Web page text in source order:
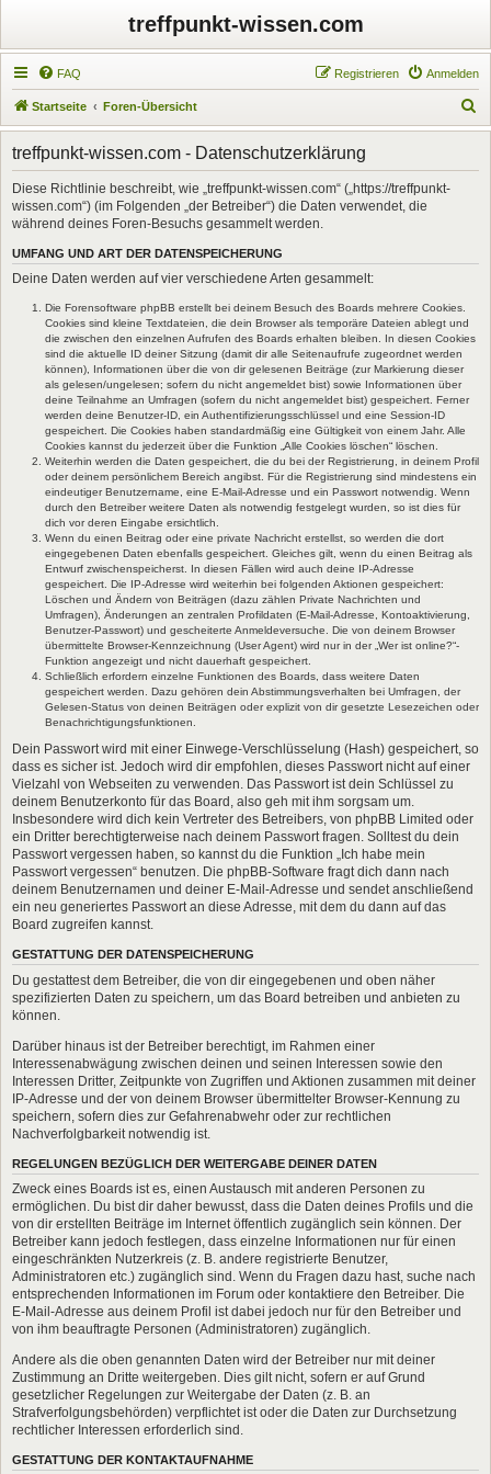
treffpunkt-wissen.com
FAQ Anmelden
Registrieren
Startseite Foren-Übersicht
u
treffpunkt-wissen.com - Datenschutzerklärung
Diese Richtlinie beschreibt, wie „treffpunkt-wissen.com“ („https://treffpunkt-
wissen.com“) (im Folgenden „der Betreiber“) die Daten verwendet, die
während deines Foren-Besuchs gesammelt werden.
UMFANG UND ART DER DATENSPEICHERUNG
Deine Daten werden auf vier verschiedene Arten gesammelt:
Die Forensoftware phpBB erstellt bei deinem Besuch des Boards mehrere Cookies.
Cookies sind kleine Textdateien, die dein Browser als temporäre Dateien ablegt und
die zwischen den einzelnen Aufrufen des Boards erhalten bleiben. In diesen Cookies
sind die aktuelle ID deiner Sitzung (damit dir alle Seitenaufrufe zugeordnet werden
können), Informationen über die von dir gelesenen Beiträge (zur Markierung dieser
als gelesen/ungelesen; sofern du nicht angemeldet bist) sowie Informationen über
deine Teilnahme an Umfragen (sofern du nicht angemeldet bist) gespeichert. Ferner
werden deine Benutzer-ID, ein Authentifizierungsschlüssel und eine Session-ID
gespeichert. Die Cookies haben standardmäßig eine Gültigkeit von einem Jahr. Alle
Cookies kannst du jederzeit über die Funktion „Alle Cookies löschen“ löschen.
Weiterhin werden die Daten gespeichert, die du bei der Registrierung, in deinem Profil
oder deinem persönlichem Bereich angibst. Für die Registrierung sind mindestens ein
eindeutiger Benutzername, eine E-Mail-Adresse und ein Passwort notwendig. Wenn
durch den Betreiber weitere Daten als notwendig festgelegt wurden, so ist dies für
dich vor deren Eingabe ersichtlich.
Wenn du einen Beitrag oder eine private Nachricht erstellst, so werden die dort
eingegebenen Daten ebenfalls gespeichert. Gleiches gilt, wenn du einen Beitrag als
Entwurf zwischenspeicherst. In diesen Fällen wird auch deine IP-Adresse
gespeichert. Die IP-Adresse wird weiterhin bei folgenden Aktionen gespeichert:
Löschen und Ändern von Beiträgen (dazu zählen Private Nachrichten und
Umfragen), Änderungen an zentralen Profildaten (E-Mail-Adresse, Kontoaktivierung,
Benutzer-Passwort) und gescheiterte Anmeldeversuche. Die von deinem Browser
übermittelte Browser-Kennzeichnung (User Agent) wird nur in der „Wer ist online?“-
Funktion angezeigt und nicht dauerhaft gespeichert.
Schließlich erfordern einzelne Funktionen des Boards, dass weitere Daten
gespeichert werden. Dazu gehören dein Abstimmungsverhalten bei Umfragen, der
Gelesen-Status von deinen Beiträgen oder explizit von dir gesetzte Lesezeichen oder
Benachrichtigungsfunktionen.
Dein Passwort wird mit einer Einwege-Verschlüsselung (Hash) gespeichert, so
dass es sicher ist. Jedoch wird dir empfohlen, dieses Passwort nicht auf einer
Vielzahl von Webseiten zu verwenden. Das Passwort ist dein Schlüssel zu
deinem Benutzerkonto für das Board, also geh mit ihm sorgsam um.
Insbesondere wird dich kein Vertreter des Betreibers, von phpBB Limited oder
ein Dritter berechtigterweise nach deinem Passwort fragen. Solltest du dein
Passwort vergessen haben, so kannst du die Funktion „Ich habe mein
Passwort vergessen“ benutzen. Die phpBB-Software fragt dich dann nach
deinem Benutzernamen und deiner E-Mail-Adresse und sendet anschließend
ein neu generiertes Passwort an diese Adresse, mit dem du dann auf das
Board zugreifen kannst.
GESTATTUNG DER DATENSPEICHERUNG
Du gestattest dem Betreiber, die von dir eingegebenen und oben näher
spezifizierten Daten zu speichern, um das Board betreiben und anbieten zu
können.
Darüber hinaus ist der Betreiber berechtigt, im Rahmen einer
Interessenabwägung zwischen deinen und seinen Interessen sowie den
Interessen Dritter, Zeitpunkte von Zugriffen und Aktionen zusammen mit deiner
IP-Adresse und der von deinem Browser übermittelter Browser-Kennung zu
speichern, sofern dies zur Gefahrenabwehr oder zur rechtlichen
Nachverfolgbarkeit notwendig ist.
REGELUNGEN BEZÜGLICH DER WEITERGABE DEINER DATEN
Zweck eines Boards ist es, einen Austausch mit anderen Personen zu
ermöglichen. Du bist dir daher bewusst, dass die Daten deines Profils und die
von dir erstellten Beiträge im Internet öffentlich zugänglich sein können. Der
Betreiber kann jedoch festlegen, dass einzelne Informationen nur für einen
eingeschränkten Nutzerkreis (z. B. andere registrierte Benutzer,
Administratoren etc.) zugänglich sind. Wenn du Fragen dazu hast, suche nach
entsprechenden Informationen im Forum oder kontaktiere den Betreiber. Die
E-Mail-Adresse aus deinem Profil ist dabei jedoch nur für den Betreiber und
von ihm beauftragte Personen (Administratoren) zugänglich.
Andere als die oben genannten Daten wird der Betreiber nur mit deiner
Zustimmung an Dritte weitergeben. Dies gilt nicht, sofern er auf Grund
gesetzlicher Regelungen zur Weitergabe der Daten (z. B. an
Strafverfolgungsbehörden) verpflichtet ist oder die Daten zur Durchsetzung
rechtlicher Interessen erforderlich sind.
GESTATTUNG DER KONTAKTAUFNAHME